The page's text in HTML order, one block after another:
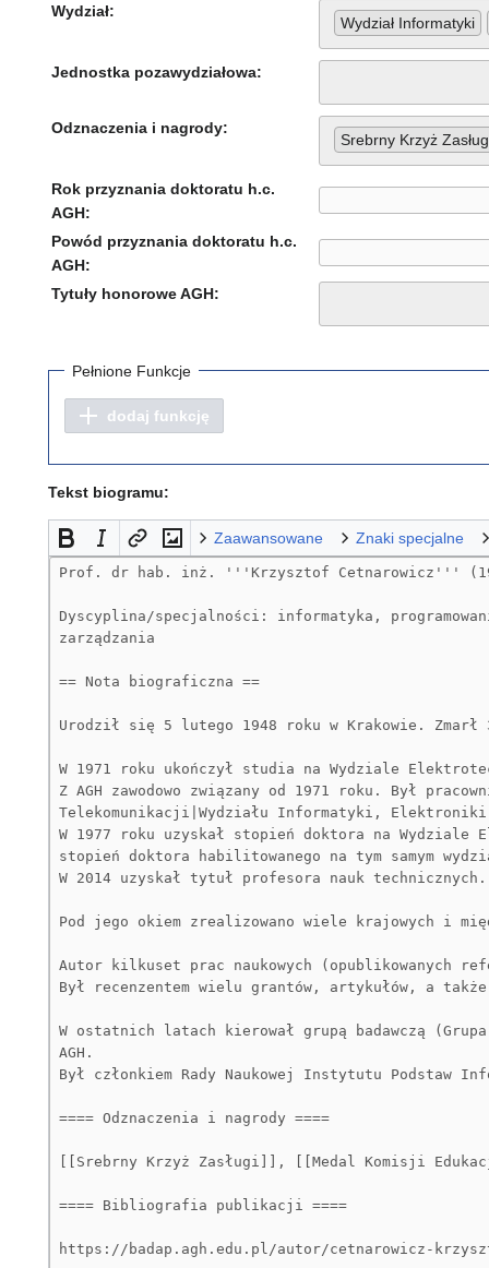
Wydział:
Wydział Informatyki
Jednostka pozawydziałowa:
Odznaczenia i nagrody:
Srebrny Krzyż
Rok przyznania doktoratu h.c.
AGH:
Powód przyznania doktoratu h.c.
AGH:
Tytuły honorowe AGH:
Pełnione Funkcje
dodaj funkcję
Tekst biogramu:
Zaawansowane Znaki specjalne